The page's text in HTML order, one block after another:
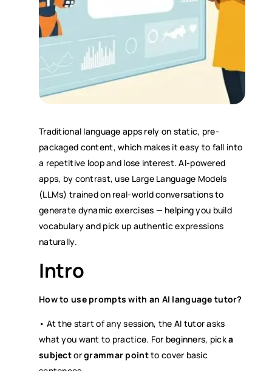
Traditional language apps rely on static, pre-
packaged content, which makes it easy to fall into
a repetitive loop and lose interest. AI-powered
apps, by contrast, use Large Language Models
(LLMs) trained on real-world conversations to
generate dynamic exercises — helping you build
vocabulary and pick up authentic expressions
naturally.
Intro
How to use prompts with an AI language tutor?
• At the start of any session, the AI tutor asks
what you want to practice. For beginners, picka
subjectorgrammar pointto cover basic